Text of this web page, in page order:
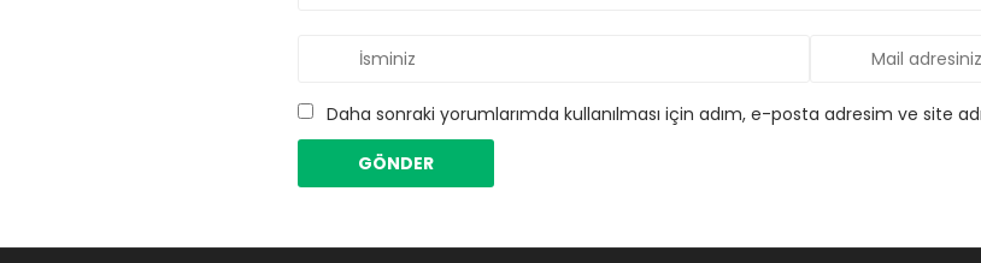
Daha sonraki yorumlarımda kullanılması için adım, e-posta adresim ve site